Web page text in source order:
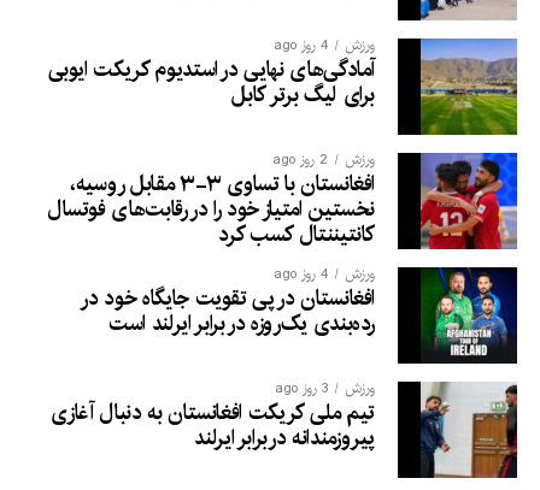
ورزش 4 روز ago
آمادگی‌های نهایی در استدیوم کریکت ایوبی
برای لیگ برتر کابل
ورزش 2 روز ago
افغانستان با تساوی ۳-۳ مقابل روسیه،
نخستین امتیاز خود را در رقابت‌های فوتسال
کانتیننتال کسب کرد
ورزش 4 روز ago
افغانستان در پی تقویت جایگاه خود در
رده‌بندی یک‌روزه در برابر ایرلند است
ورزش 3 روز ago
تیم ملی کریکت افغانستان به دنبال آغازی
پیروزمندانه دربرابر ایرلند